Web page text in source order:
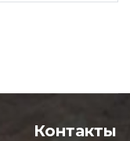
Контакты